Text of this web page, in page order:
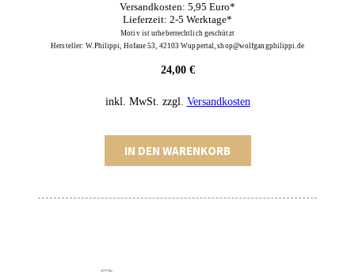
Versandkosten: 5,95 Euro*
Lieferzeit: 2-5 Werktage*
Motiv ist urheberrechtlich geschützt
Hersteller: W.Philippi, Hofaue 53, 42103 Wuppertal, shop@wolfgangphilippi.de
24,00 €
inkl. MwSt. zzgl. Versandkosten
Plakat
Menge
IN DEN WARENKORB